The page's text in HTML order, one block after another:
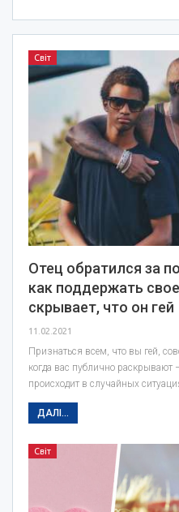
Світ
Отец обратился за
как поддержать
скрывает, что он гей
11.02.2021
Признаться всем, что вы гей,
когда вас публично
происходит в случайных
ДАЛІ...
Світ